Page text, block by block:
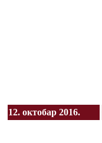
12. октобар 2016.